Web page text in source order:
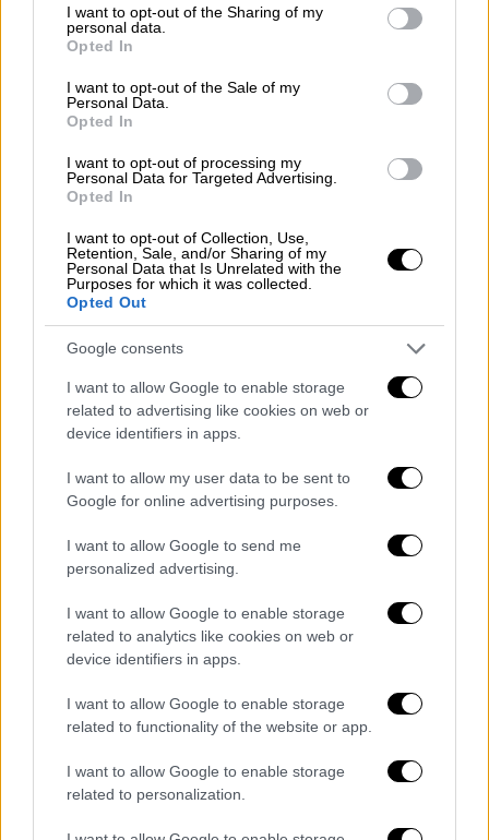
not limited to your visit or usage behaviour. You may click to
grant or deny consent to Google and its third-party tags to
use your data for below specified purposes in below Google
consent section.
I want to opt-out of the Sharing of my
personal data.
Opted In
I want to opt-out of the Sale of my
Personal Data.
Opted In
I want to opt-out of processing my
Personal Data for Targeted Advertising.
Opted In
I want to opt-out of Collection, Use,
Retention, Sale, and/or Sharing of my
Personal Data that Is Unrelated with the
Purposes for which it was collected.
Opted Out
Google consents
I want to allow Google to enable storage
related to advertising like cookies on web or
device identifiers in apps.
I want to allow my user data to be sent to
Google for online advertising purposes.
I want to allow Google to send me
personalized advertising.
I want to allow Google to enable storage
related to analytics like cookies on web or
device identifiers in apps.
I want to allow Google to enable storage
related to functionality of the website or app.
I want to allow Google to enable storage
related to personalization.
Η Apple δεν απάντησε αμέσως σε αίτημα του
Reuters για σχολιασμό.
Barrotδήλωσε ότι μια
ενημέρωση
λογισμικούθα ήταν αρκετή για να διορθώσει
τα προβλήματα ακτινοβολίας
συνδέονται με το τηλέφωνο το οποίο η
«Η Apple αναμένεται να απαντήσει εντός δύο
εβδομάδων», είπε, προσθέτοντας: «Εάν δεν
το πράξει, είμαι έτοιμος να διατάξω την
ανάκληση όλων των iPhone 12
κυκλοφορούν
. Ο κανόνας είναι ο ίδιος για
όλους,συμπεριλαμβανομένων των ψηφιακών
κολοσσών».
Η Ευρωπαϊκή Ένωση έχει θέσει όρια
ασφαλείας για τις τιμές SAR που συνδέονται
με την έκθεση σε κινητά τηλέφωνα, οι
οποίες θα μπορούσαν να αυξήσουν τον
καρκίνου σύμφωνα με επιστημονικές
μελέτες.
Ο γαλλικός εποπτικός φορέας θα διαβιβάσει
τώρα τα πορίσματά του στις ρυθμιστικές
πρακτική άποψη, η απόφαση αυτή θα
μπορούσε να έχει αποτέλεσμα